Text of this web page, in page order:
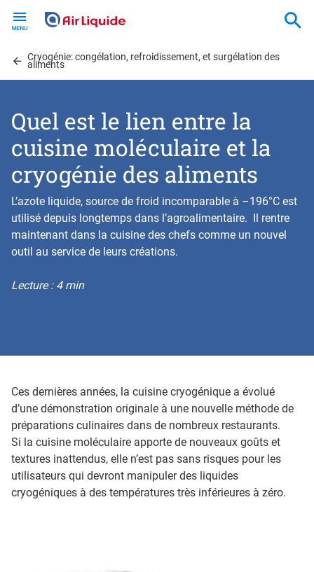
content
Cryogénie: congélation, refroidissement, et surgélation des
aliments
Quel est le lien entre la
cuisine moléculaire et la
cryogénie des aliments
L’azote liquide, source de froid incomparable à –196°C est
utilisé depuis longtemps dans l’agroalimentaire. Il rentre
maintenant dans la cuisine des chefs comme un nouvel
outil au service de leurs créations.
Lecture : 4 min
Ces dernières années, la cuisine cryogénique a évolué
d’une démonstration originale à une nouvelle méthode de
préparations culinaires dans de nombreux restaurants.
Si la cuisine moléculaire apporte de nouveaux goûts et
textures inattendus, elle n’est pas sans risques pour les
utilisateurs qui devront manipuler des liquides
cryogéniques à des températures très inférieures à zéro.